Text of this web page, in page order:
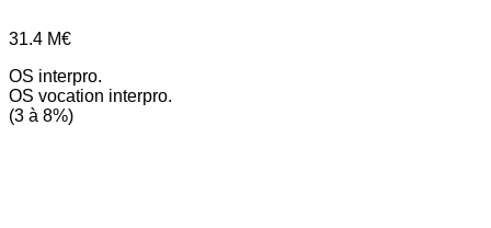
31.4 M€
OS interpro.
OS vocation interpro.
(3 à 8%)